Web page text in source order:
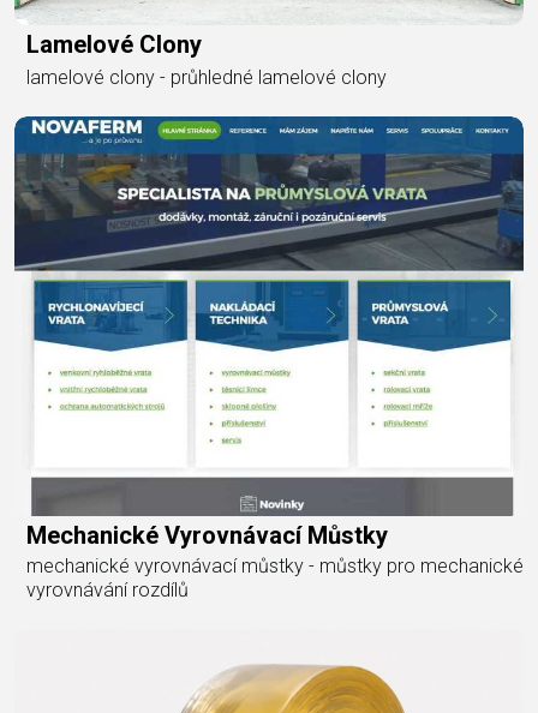
Lamelové Clony
lamelové clony - průhledné lamelové clony
Mechanické Vyrovnávací Můstky
mechanické vyrovnávací můstky - můstky pro mechanické
vyrovnávání rozdílů